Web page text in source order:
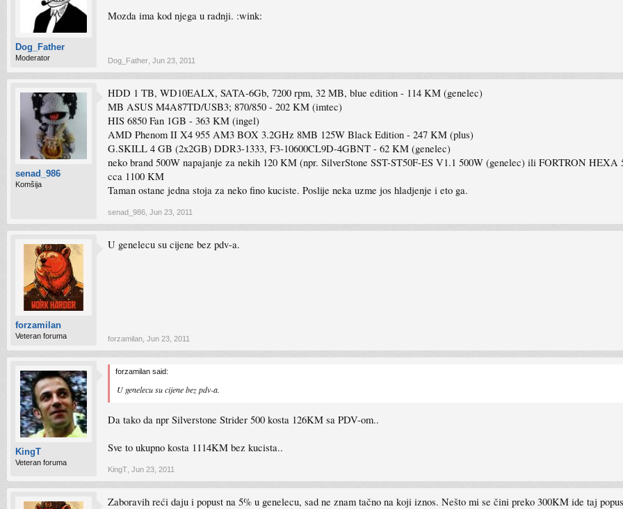
Dog_Father
Moderator
Mozda ima kod njega u radnji. :wink:
Dog_Father Jun 23, 2011
senad_986
Komšija
HDD 1 TB, WD10EALX, SATA-6Gb, 7200 rpm, 32 MB, blue edition - 114 KM (genelec)
MB ASUS M4A87TD/USB3; 870/850 - 202 KM (imtec)
HIS 6850 Fan 1GB - 363 KM (ingel)
AMD Phenom II X4 955 AM3 BOX 3.2GHz 8MB 125W Black Edition - 247 KM (plus)
G.SKILL 4 GB (2x2GB) DDR3-1333, F3-10600CL9D-4GBNT - 62 KM (genelec)
neko brand 500W napajanje za nekih 120 KM (npr. SilverStone SST-ST50F-ES V1.1 500W (genelec) ili FORTRON
cca 1100 KM
Taman ostane jedna stoja za neko fino kuciste. Poslije neka uzme jos hladjenje i eto ga.
senad_986 Jun 23, 2011
forzamilan
Veteran foruma
U genelecu su cijene bez pdv-a.
forzamilan Jun 23, 2011
KingT
Veteran foruma
forzamilan said:
U genelecu su cijene bez pdv-a.
Da tako da npr Silverstone Strider 500 kosta 126KM sa PDV-om..
Sve to ukupno kosta 1114KM bez kucista..
KingT Jun 23, 2011
Zaboravih reći daju i popust na 5% u genelecu, sad ne znam tačno na koji iznos. Nešto mi se čini preko 300KM ide taj